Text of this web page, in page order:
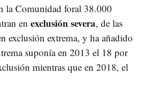
la Comunidad foral 38.000
en exclusión severa, de las
exclusión extrema, y ha añadido
suponía en 2013 el 18 por
mientras que en 2018, el